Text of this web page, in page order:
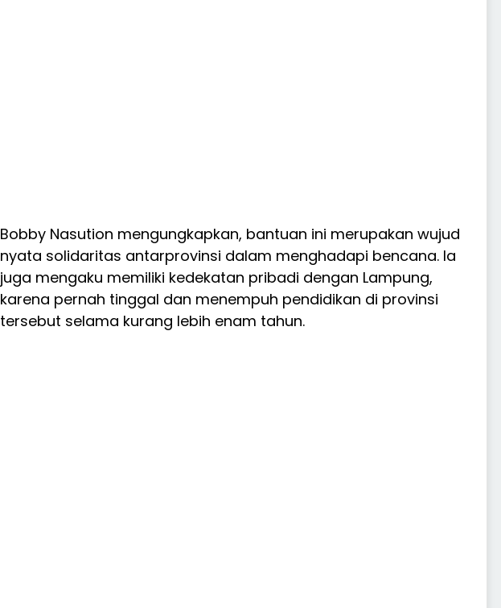
Bobby Nasution mengungkapkan, bantuan ini merupakan wujud
nyata solidaritas antarprovinsi dalam menghadapi bencana. Ia
juga mengaku memiliki kedekatan pribadi dengan Lampung,
karena pernah tinggal dan menempuh pendidikan di provinsi
tersebut selama kurang lebih enam tahun.